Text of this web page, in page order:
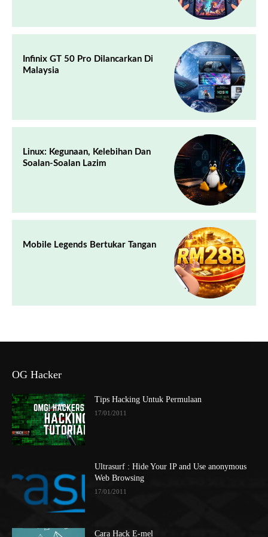
Infinix GT 50 Pro Dilancarkan Di
Malaysia
Linux: Kegunaan, Kelebihan Dan
Soalan-Soalan Lazim
Mobile Legends Bertukar Tangan
OG Hacker
Tips Hacking Untuk Permulaan
17/01/2011
Ultrasurf : Hide Your IP and Use anonymous
Web Browsing
17/01/2011
Cara Hack E-mel